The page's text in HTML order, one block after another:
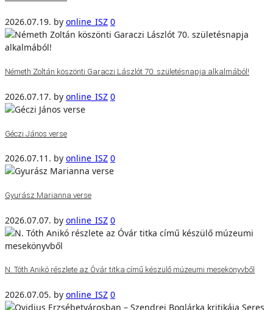
2026.07.19. by online_ISZ 0
Németh Zoltán köszönti Garaczi Lászlót 70. születésnapja alkalmából!
2026.07.17. by online_ISZ 0
Géczi János verse
2026.07.11. by online_ISZ 0
Gyurász Marianna verse
2026.07.07. by online_ISZ 0
N. Tóth Anikó részlete az Óvár titka című készülő múzeumi mesekönyvből
2026.07.05. by online_ISZ 0